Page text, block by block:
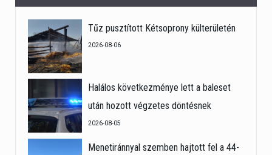
Tűz pusztított Kétsoprony külterületén
2026-08-06
Halálos következménye lett a baleset
után hozott végzetes döntésnek
2026-08-05
Menetiránnyal szemben hajtott fel a 44-